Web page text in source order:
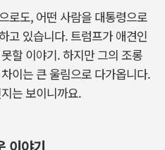
로도, 어떤 사람을 대통령으로
고 있습니다. 트럼프가 애견인
할 이야기. 하지만 그의 조롱
이는 큰 울림으로 다가옵니다.
는 보이니까요.